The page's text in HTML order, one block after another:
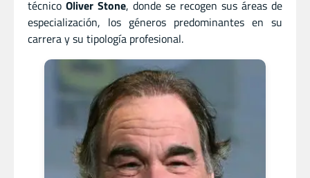
técnico Oliver Stone, donde se recogen sus áreas de
especialización, los géneros predominantes en su
carrera y su tipología profesional.